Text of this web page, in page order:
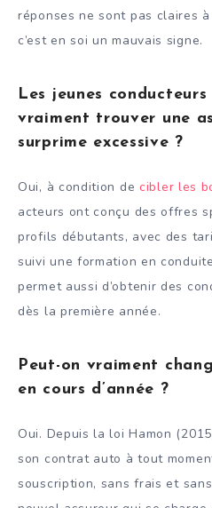
réponses ne sont pas claires
c’est en soi un mauvais signe.
Les jeunes
vraiment trouver une
surprime excessive ?
Oui, à condition de cibler les
acteurs ont conçu des offres
profils débutants, avec des
suivi une formation en
permet aussi d’obtenir des
dès la première année.
Peut-on vraiment
en cours d’année ?
Oui. Depuis la loi Hamon
son contrat auto à tout
souscription, sans frais et